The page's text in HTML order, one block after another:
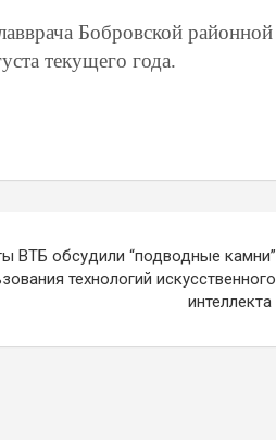
Бобровской районной
текущего года.
ВТБ обсудили “подводные камни”
технологий искусственного
интеллекта